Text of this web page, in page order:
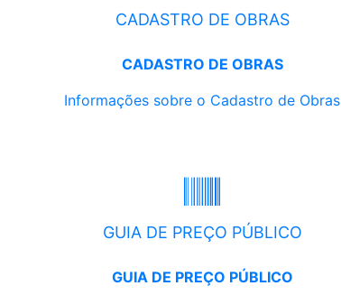
CADASTRO DE OBRAS
CADASTRO DE OBRAS
Informações sobre o Cadastro de Obras
GUIA DE PREÇO PÚBLICO
GUIA DE PREÇO PÚBLICO